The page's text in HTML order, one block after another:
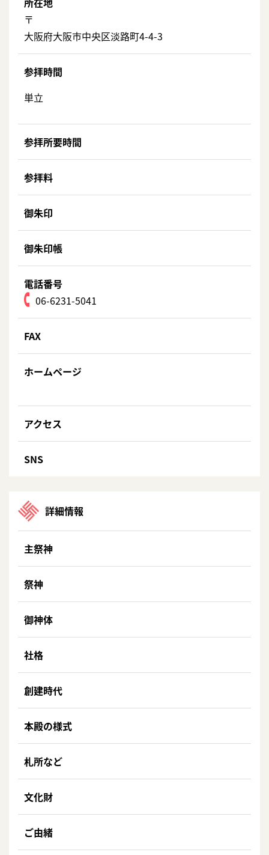
〒
大阪府大阪市中央区淡路町4-4-3
参拝時間
単立
参拝所要時間
参拝料
御朱印
御朱印帳
電話番号
06-6231-5041
FAX
ホームページ
アクセス
SNS
詳細情報
主祭神
祭神
御神体
社格
創建時代
本殿の様式
札所など
文化財
ご由緒